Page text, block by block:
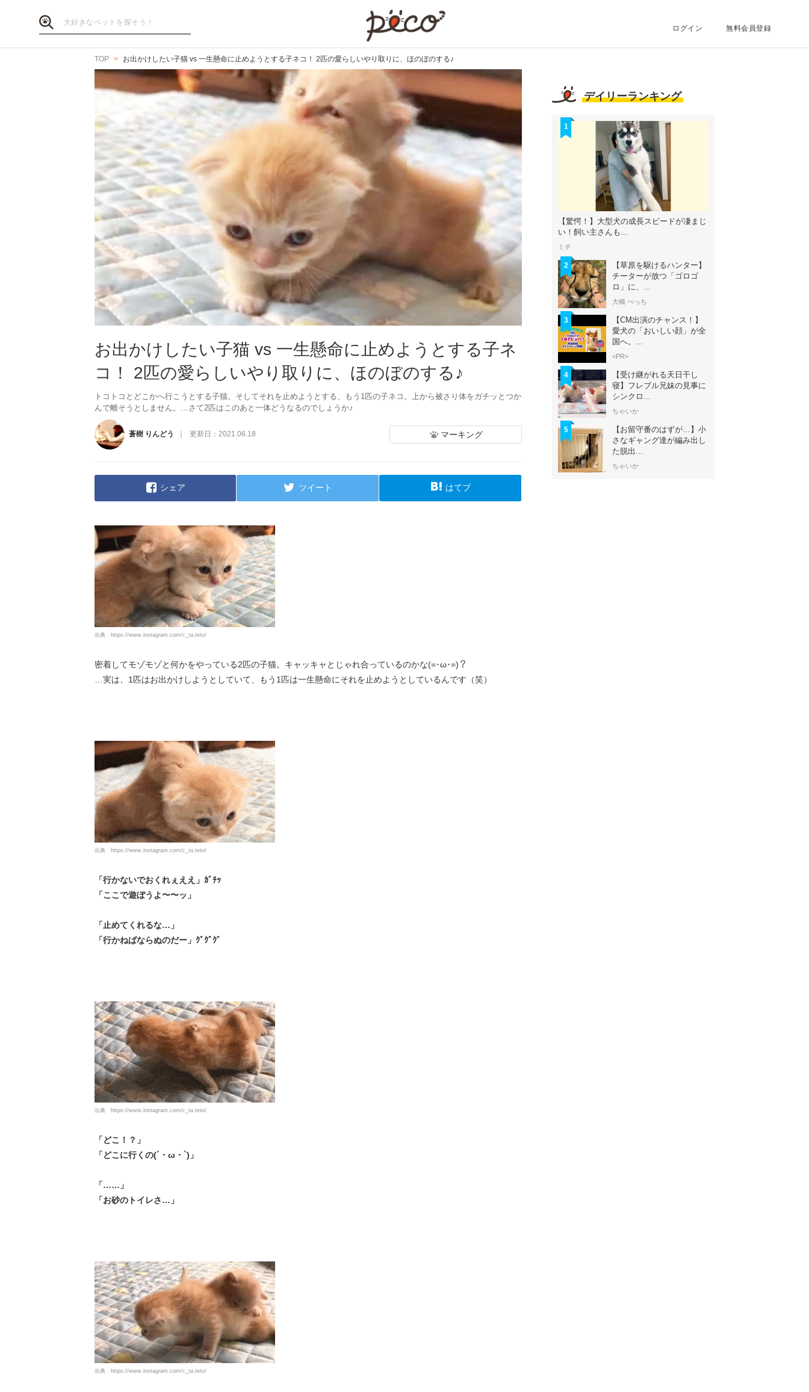
ログイン 無料会員登録
TOP お出かけしたい子猫 vs 一生懸命に止めようとする子ネコ！ 2匹の愛らしいやり取りに、ほのぼのする♪
お出かけしたい子猫 vs 一生懸命に止めようとする子ネ
コ！ 2匹の愛らしいやり取りに、ほのぼのする♪
トコトコとどこかへ行こうとする子猫。そしてそれを止めようとする、もう1匹の子ネコ。上から被さり体をガチッとつか
んで離そうとしません。…さて2匹はこのあと一体どうなるのでしょうか♪
蒼樹 りんどう 更新日： 2021.06.18 マーキング
シェア ツイート はてブ
出典 https://www.instagram.com/c_ta.teto/
密着してモゾモゾと何かをやっている2匹の子猫。キャッキャとじゃれ合っているのかな(=･ω･=)？
…実は、1匹はお出かけしようとしていて、もう1匹は一生懸命にそれを止めようとしているんです（笑）
出典 https://www.instagram.com/c_ta.teto/
「行かないでおくれぇええ」ｶﾞﾁｯ
「ここで遊ぼうよ〜〜ッ」
「止めてくれるな…」
「行かねばならぬのだー」ｸﾞｸﾞｸﾞ
出典 https://www.instagram.com/c_ta.teto/
「どこ！？」
「どこに行くの(´・ω・`)」
「……」
「お砂のトイレさ…」
出典 https://www.instagram.com/c_ta.teto/
デイリーランキング
1
【驚愕！】大型犬の成長スピードが凄まじ
い！飼い主さんも...
ミチ
2
【草原を駆けるハンター】
チーターが放つ「ゴロゴ
ロ」に、...
大橋 ぺっち
3
【CM出演のチャンス！】
愛犬の「おいしい顔」が全
国へ。...
<PR>
4
【受け継がれる天日干し
寝】フレブル兄妹の見事に
シンクロ...
ちゃいか
5
【お留守番のはずが…】小
さなギャング達が編み出し
た脱出...
ちゃいか